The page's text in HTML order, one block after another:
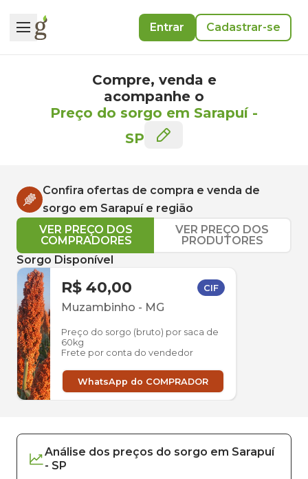
Entrar Cadastrar-se
Compre, venda e
acompanhe o
Preço do sorgo em Sarapuí -
SP
Confira ofertas de compra e venda de
sorgo em Sarapuíe região
VER PREÇO DOS
COMPRADORES
VER PREÇO DOS
PRODUTORES
Sorgo Disponível
R$ 40,00 CIF
Muzambinho - MG
Preço do sorgo (bruto) por saca de
60kg
Frete por conta do vendedor
WhatsApp do COMPRADOR
Análise dos preços do sorgo em Sarapuí
- SP